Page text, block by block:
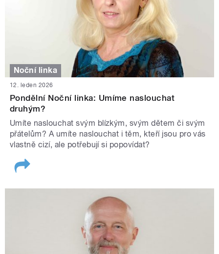
Noční linka
12. leden 2026
Pondělní Noční linka: Umíme naslouchat
druhým?
Umíte naslouchat svým blízkým, svým dětem či svým
přátelům? A umíte naslouchat i těm, kteří jsou pro vás
vlastně cizí, ale potřebují si popovídat?